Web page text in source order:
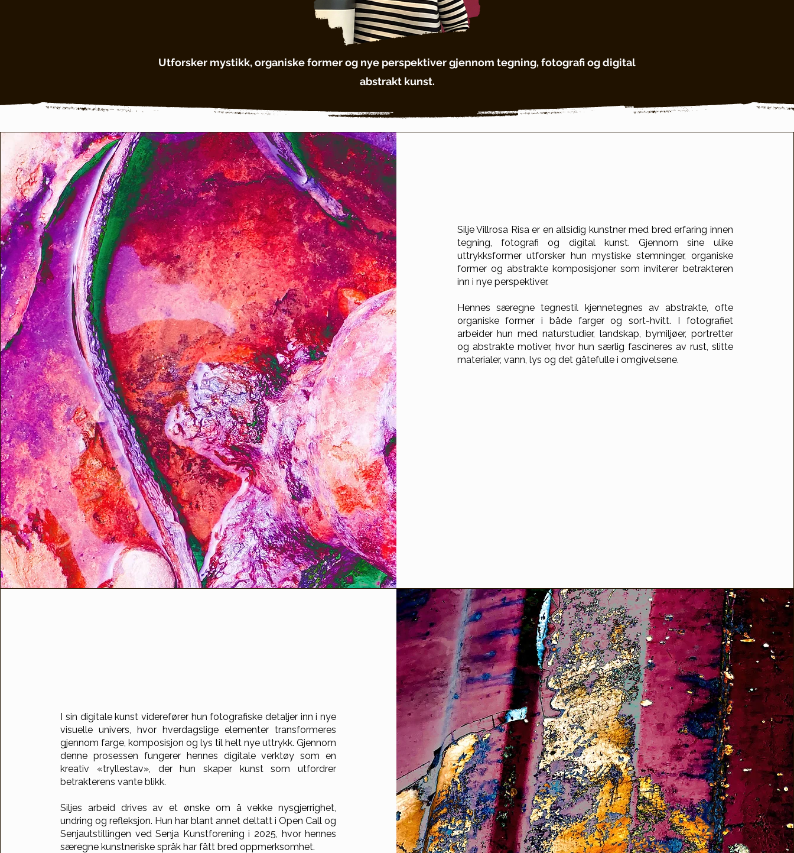
Utforsker mystikk, organiske former og nye perspektiver gjennom tegning, fotografi og digital
abstrakt kunst.
Silje Villrosa Risa er en allsidig kunstner med bred erfaring innen
tegning, fotografi og digital kunst. Gjennom sine ulike
uttrykksformer utforsker hun mystiske stemninger, organiske
former og abstrakte komposisjoner som inviterer betrakteren
inn i nye perspektiver.
Hennes særegne tegnestil kjennetegnes av abstrakte, ofte
organiske former i både farger og sort-hvitt. I fotografiet
arbeider hun med naturstudier, landskap, bymiljøer, portretter
og abstrakte motiver, hvor hun særlig fascineres av rust, slitte
materialer, vann, lys og det gåtefulle i omgivelsene.
I sin digitale kunst viderefører hun fotografiske detaljer inn i nye
visuelle univers, hvor hverdagslige elementer transformeres
gjennom farge, komposisjon og lys til helt nye uttrykk. Gjennom
denne prosessen fungerer hennes digitale verktøy som en
kreativ «tryllestav», der hun skaper kunst som utfordrer
betrakterens vante blikk.
Siljes arbeid drives av et ønske om å vekke nysgjerrighet,
undring og refleksjon. Hun har blant annet deltatt i Open Call og
Senjautstillingen ved Senja Kunstforening i 2025, hvor hennes
særegne kunstneriske språk har fått bred oppmerksomhet.